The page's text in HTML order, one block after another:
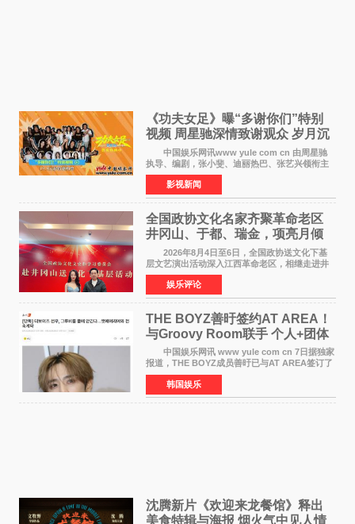
《功夫女足》曝“多谢你们”特别
视频 周星驰深情致谢观众 岁月沉
淀不灭初心
中国娱乐网讯www yule com cn 由周星驰
执导、编剧，张小斐、迪丽热巴、张艺兴领衔主
演，刘嘉玲、佐藤健特别出演，艾米、雪野、蔡
思贝、胡予安、倪好特别介绍的喜剧电影《功夫
女足》释出多谢你
影视新闻
全国政协文化名家齐聚革命老区
井冈山、于都、瑞金，项亮月倾
情献唱《桃花谣》致敬红色沃土
2026年8月4日至6日，全国政协送文化下基
层文艺演出活动深入江西革命老区，相继走进井
冈山、于都长征出发地、瑞金三地。由全国政协
文化文史和学习委员会副主任、甘肃省政协原主
席欧阳坚率团，一
娱乐评论
THE BOYZ善旴签约AT AREA！
与Groovy Room联手 个人+团体
活动并行
中国娱乐网讯 www yule com cn 7日据独家
报道，THE BOYZ成员善旴已与AT AREA签订了
专属合约。AT AREA是由知名制作人组合
Groovy Room创立的hip-hop厂牌，旗下拥有多
位实力派音乐人，在韩
韩国娱乐
沈腾新片《欢迎来龙餐馆》释出
美食特辑与海报 烟火气中见人情